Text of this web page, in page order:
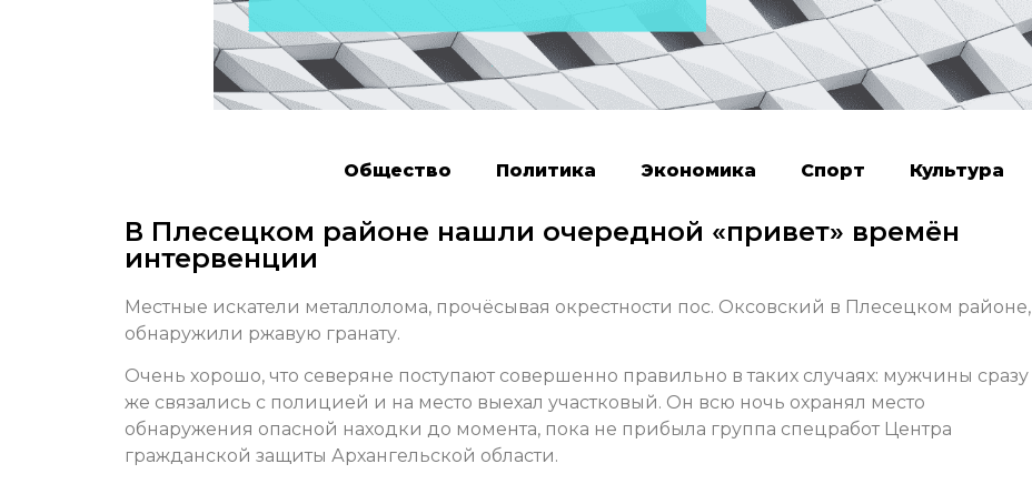
Общество Политика Экономика Спорт Культура
В Плесецком районе нашли очередной «привет» времён
интервенции
Местные искатели металлолома, прочёсывая окрестности пос. Оксовский в Плесецком районе,
обнаружили ржавую гранату.
Очень хорошо, что северяне поступают совершенно правильно в таких случаях: мужчины сразу
же связались с полицией и на место выехал участковый. Он всю ночь охранял место
обнаружения опасной находки до момента, пока не прибыла группа спецработ Центра
гражданской защиты Архангельской области.